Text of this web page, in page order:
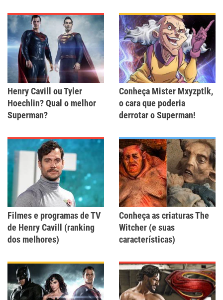
Henry Cavill ou Tyler
Hoechlin? Qual o melhor
Superman?
Conheça Mister Mxyzptlk,
o cara que poderia
derrotar o Superman!
Filmes e programas de TV
de Henry Cavill (ranking
dos melhores)
Conheça as criaturas The
Witcher (e suas
características)